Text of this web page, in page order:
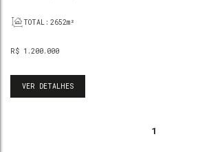
R$ 1.200.000
TOTAL: 2652m²
VER DETALHES
1